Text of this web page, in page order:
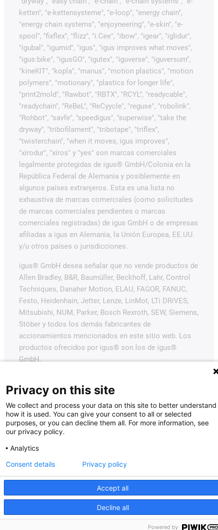
ketten", "e-kettensysteme", "e-loop", "energy chain",
"energy chain systems", "enjoyneering", "e-skin", "e-
spool", "fixflex", "flizz", "i.Cee", "ibow", "igear", "iglidur",
"igubal", "igumid", "igus", "igus improves what moves",
"igus:bike", "igusGO", "igutex", "iguverse", "iguversum",
"kineKIT", "kopla", "manus", "motion plastics", "motion
polymers", "motionary", "plastics for longer life",
"print2mold", "Rawbot", "RBTX", "RCYL", "readycable",
"readychain", "ReBeL", "ReCyycle", "reguse", "robolink",
"Rohbot", "savfe", "speedigus", "superwise", "take the
dryway", "tribofilament", "tribotape", "triflex",
"twisterchain", "when it moves, igus improves",
"xirodur", "xiros" y "yes" son marcas comerciales
legalmente protegidas de igus® GmbH/Colonia en la
República Federal de Alemania y posiblemente en
algunos países extranjeros. Esta es una lista no
exhaustiva de marcas comerciales (como solicitudes
de marcas comerciales pendientes o marcas
comerciales registradas) de igus GmbH o de empresas
afiliadas a igus en Alemania, la Unión Europea, EE.UU.
y/u otros países o jurisdicciones.
igus® GmbH desea señalar que no vende productos de
Allen Bradley, B&R, Baumüller, Beckhoff, Lahr, Control
Techniques, Danaher Motion, ELAU, FAGOR, FANUC,
Festo, Heidenhain, Jetter, Lenze, LinMot, LTi DRiVES,
Mitsubishi, NUM, Parker, Bosch Rexroth, SEW, Siemens,
Stöber y todos los demás fabricantes de
accionamientos mencionados en este sitio web. Los
productos ofrecidos por igus® son los de igus®
GmbH.
Privacy on this site
We collect and process your data on this site to better understand
how it is used. You can give your consent to all or selected
purposes, or you can decline them all. For more information, see
our privacy policy.
Analytics
Accept all
Decline all
Consent details Privacy policy
Powered by